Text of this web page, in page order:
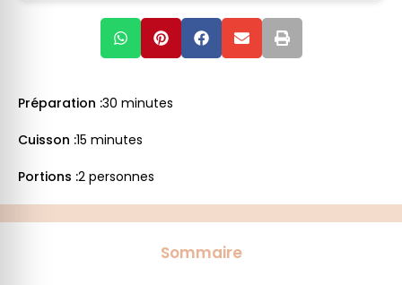
Préparation :30 minutes
Cuisson :15 minutes
Portions :2 personnes
Sommaire